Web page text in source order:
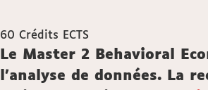
60 Crédits ECTS
Description
Le Master 2 Behavioral
l’analyse de données. La